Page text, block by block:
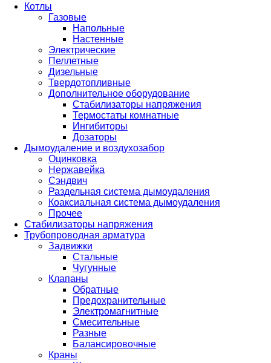
Котлы
Газовые
Напольные
Настенные
Электрические
Пеллетные
Дизельные
Твердотопливные
Дополнительное оборудование
Стабилизаторы напряжения
Термостаты комнатные
Ингибиторы
Дозаторы
Дымоудаление и воздухозабор
Оцинковка
Нержавейка
Сэндвич
Раздельная система дымоудаления
Коаксиальная система дымоудаления
Прочее
Стабилизаторы напряжения
Трубопроводная арматура
Задвижки
Стальные
Чугунные
Клапаны
Обратные
Предохранительные
Электромагнитные
Смесительные
Разные
Балансировочные
Краны